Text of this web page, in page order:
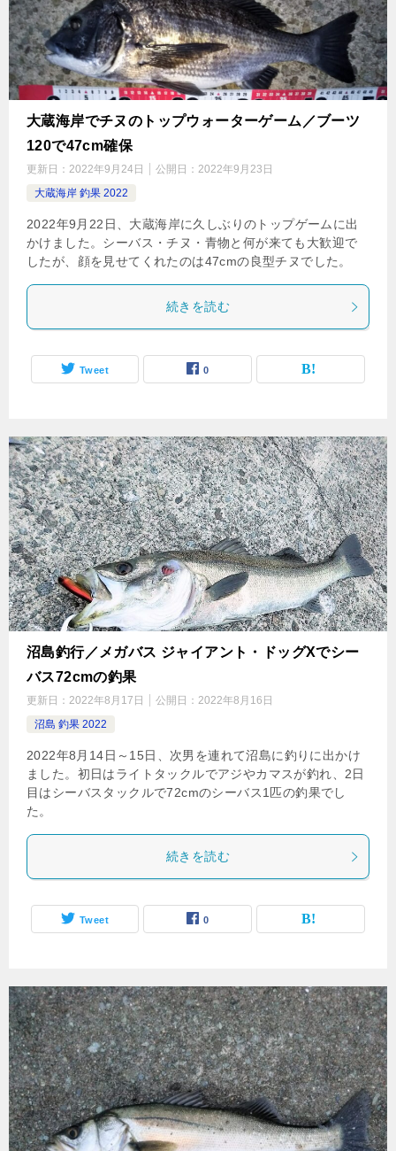
大蔵海岸でチヌのトップウォーターゲーム／ブーツ
120で47cm確保
更新日： 2022年9月24日 公開日： 2022年9月23日
大蔵海岸 釣果 2022
2022年9月22日、大蔵海岸に久しぶりのトップゲームに出
かけました。シーバス・チヌ・青物と何が来ても大歓迎で
したが、顔を見せてくれたのは47cmの良型チヌでした。
続きを読む
Tweet 0
沼島釣行／メガバス ジャイアント・ドッグXでシー
バス72cmの釣果
更新日： 2022年8月17日 公開日： 2022年8月16日
沼島 釣果 2022
2022年8月14日～15日、次男を連れて沼島に釣りに出かけ
ました。初日はライトタックルでアジやカマスが釣れ、2日
目はシーバスタックルで72cmのシーバス1匹の釣果でし
た。
続きを読む
Tweet 0